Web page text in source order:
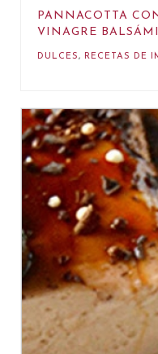
PANNACOTTA
VINAGRE
DULCES, RECETAS DE